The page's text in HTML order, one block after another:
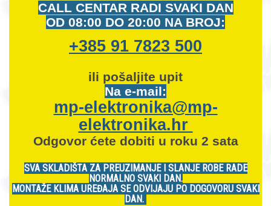
CALL CENTAR RADI SVAKI DAN
OD 08:00 DO 20:00 NA BROJ:
+385 91 7823 500
ili pošaljite upit
Na e-mail:
mp-elektronika@mp-
elektronika.hr
Odgovor ćete dobiti u roku 2 sata
SVA SKLADIŠTA ZA PREUZIMANJE I SLANJE ROBE RADE
NORMALNO SVAKI DAN.
MONTAŽE KLIMA UREĐAJA SE ODVIJAJU PO DOGOVORU SVAKI
DAN.